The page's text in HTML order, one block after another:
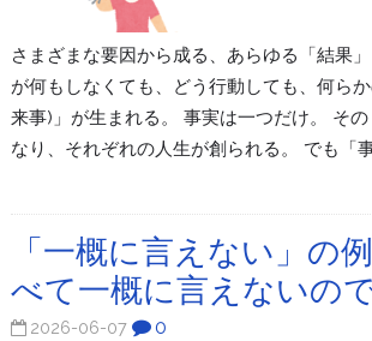
さまざまな要因から成る、あらゆる「結果
が何もしなくても、どう行動しても、何ら
来事)」が生まれる。 事実は一つだけ。 そ
なり、それぞれの人生が創られる。 でも「
「一概に言えない」の
べて一概に言えないの
2026-06-07 0